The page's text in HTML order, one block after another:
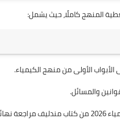
المنهج كاملًا، حيث يشمل:
الأولى من منهج الكيمياء.
والمسائل.
نهائية